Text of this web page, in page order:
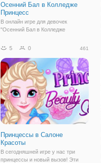
Осенний Бал в Колледже
Принцесс
В онлайн игре для девочек
"Осенний Бал в Колледже
наступил важный день. Ведь
девушкам нужно подобрать
стильные наряды. Ведь в такой
особенный день каждой
5 0 461
Принцессы в Салоне
Красоты
В сегодняшней игре у нас три
принцессы и новый вызов! Эти